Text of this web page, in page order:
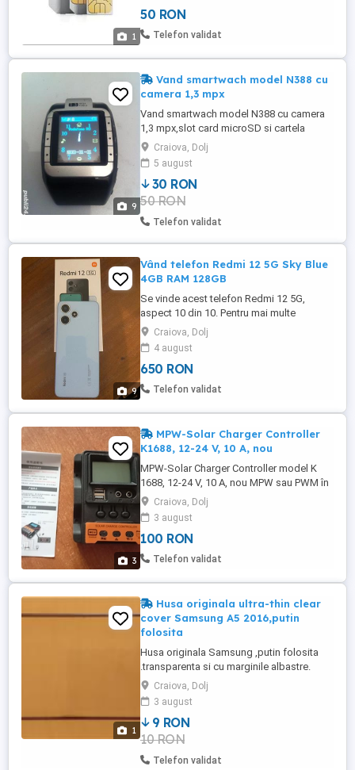
1
50 RON
Telefon validat
9
Vand smartwach model N388 cu
camera 1,3 mpx
Vand smartwach model N388 cu camera
1,3 mpx,slot card microSD si cartela
sim,bluethooth(poate fi folosit atat cu sim
cat si conectat la alt telefon prin
bluethooth)perfect functional dar fara
curea
Craiova, Dolj
5 august
30 RON
50 RON
Telefon validat
9
Vând telefon Redmi 12 5G Sky Blue
4GB RAM 128GB
Se vinde acest telefon Redmi 12 5G,
aspect 10 din 10. Pentru mai multe
informatii sunati la numărul afisat
Craiova, Dolj
4 august
650 RON
Telefon validat
3
MPW-Solar Charger Controller
K1688, 12-24 V, 10 A, nou
MPW-Solar Charger Controller model K
1688, 12-24 V, 10 A, nou MPW sau PWM în
contextul unui controler solar (solar
charge controller) înseamnă Pulse Width
Modulation (Modulație în Lățime a
Impulsului). Este o tehnologie utilizată
pentru a regla încărcarea bateriilor de la
Craiova, Dolj
3 august
100 RON
Telefon validat
1
Husa originala ultra-thin clear
cover Samsung A5 2016,putin
folosita
Husa originala Samsung ,putin folosita
.transparenta si cu marginile albastre.
Livrare personala in Craiova sau prin curier
in tara.
Craiova, Dolj
3 august
9 RON
10 RON
Telefon validat